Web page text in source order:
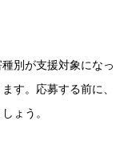
別が支援対象になっ
す。応募する前に、
ょう。